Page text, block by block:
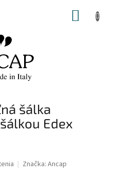
šálka
Edex
Značka: Ancap